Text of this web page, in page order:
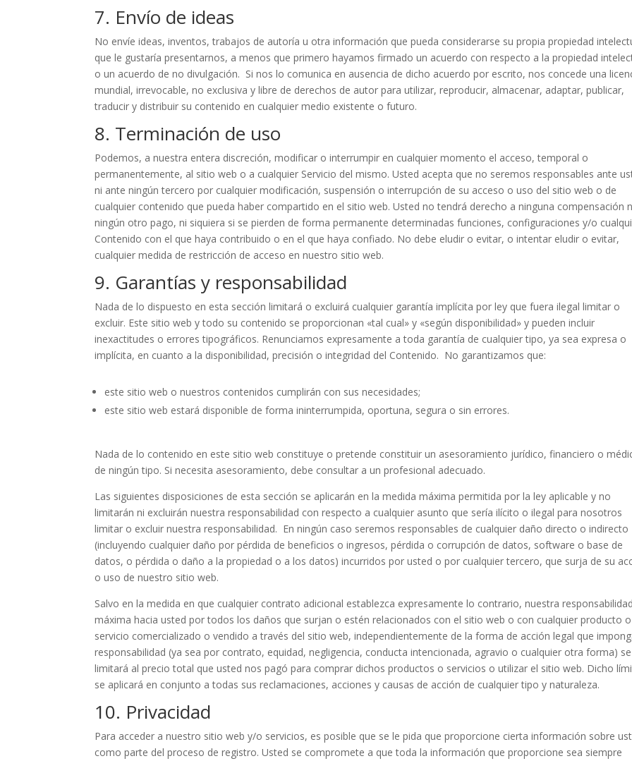
7. Envío de ideas
No envíe ideas, inventos, trabajos de autoría u otra información que pueda considerarse su propia propiedad
que le gustaría presentarnos, a menos que primero hayamos firmado un acuerdo con respecto a la propiedad
o un acuerdo de no divulgación. Si nos lo comunica en ausencia de dicho acuerdo por escrito, nos concede una
mundial, irrevocable, no exclusiva y libre de derechos de autor para utilizar, reproducir, almacenar, adaptar, publicar,
traducir y distribuir su contenido en cualquier medio existente o futuro.
8. Terminación de uso
Podemos, a nuestra entera discreción, modificar o interrumpir en cualquier momento el acceso, temporal o
permanentemente, al sitio web o a cualquier Servicio del mismo. Usted acepta que no seremos responsables ante
ni ante ningún tercero por cualquier modificación, suspensión o interrupción de su acceso o uso del sitio web o de
cualquier contenido que pueda haber compartido en el sitio web. Usted no tendrá derecho a ninguna compensación
ningún otro pago, ni siquiera si se pierden de forma permanente determinadas funciones, configuraciones y/o
Contenido con el que haya contribuido o en el que haya confiado. No debe eludir o evitar, o intentar eludir o evitar,
cualquier medida de restricción de acceso en nuestro sitio web.
9. Garantías y responsabilidad
Nada de lo dispuesto en esta sección limitará o excluirá cualquier garantía implícita por ley que fuera ilegal limitar o
excluir. Este sitio web y todo su contenido se proporcionan «tal cual» y «según disponibilidad» y pueden incluir
inexactitudes o errores tipográficos. Renunciamos expresamente a toda garantía de cualquier tipo, ya sea expresa o
implícita, en cuanto a la disponibilidad, precisión o integridad del Contenido. No garantizamos que:
este sitio web o nuestros contenidos cumplirán con sus necesidades;
este sitio web estará disponible de forma ininterrumpida, oportuna, segura o sin errores.
Nada de lo contenido en este sitio web constituye o pretende constituir un asesoramiento jurídico, financiero o
de ningún tipo. Si necesita asesoramiento, debe consultar a un profesional adecuado.
Las siguientes disposiciones de esta sección se aplicarán en la medida máxima permitida por la ley aplicable y no
limitarán ni excluirán nuestra responsabilidad con respecto a cualquier asunto que sería ilícito o ilegal para nosotros
limitar o excluir nuestra responsabilidad. En ningún caso seremos responsables de cualquier daño directo o indirecto
(incluyendo cualquier daño por pérdida de beneficios o ingresos, pérdida o corrupción de datos, software o base de
datos, o pérdida o daño a la propiedad o a los datos) incurridos por usted o por cualquier tercero, que surja de su
o uso de nuestro sitio web.
Salvo en la medida en que cualquier contrato adicional establezca expresamente lo contrario, nuestra responsabilidad
máxima hacia usted por todos los daños que surjan o estén relacionados con el sitio web o con cualquier producto o
servicio comercializado o vendido a través del sitio web, independientemente de la forma de acción legal que
responsabilidad (ya sea por contrato, equidad, negligencia, conducta intencionada, agravio o cualquier otra forma) se
limitará al precio total que usted nos pagó para comprar dichos productos o servicios o utilizar el sitio web. Dicho
se aplicará en conjunto a todas sus reclamaciones, acciones y causas de acción de cualquier tipo y naturaleza.
10. Privacidad
Para acceder a nuestro sitio web y/o servicios, es posible que se le pida que proporcione cierta información sobre
como parte del proceso de registro. Usted se compromete a que toda la información que proporcione sea siempre